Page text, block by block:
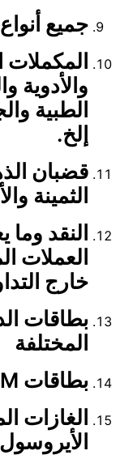
جميع
المكملات
والأدوية
الطبية
إلخ.
قضبان
الثمينة
النقد وما
العملات
خارج
بطاقات
المختلفة
بطاقات SIM
الغازات
الأيروسول